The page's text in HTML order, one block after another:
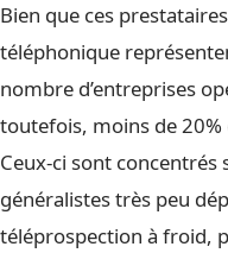
Bien que ces
téléphonique
nombre d’entreprises
toutefois, moins de 20%
Ceux-ci sont concentrés
généralistes très peu
téléprospection à froid,